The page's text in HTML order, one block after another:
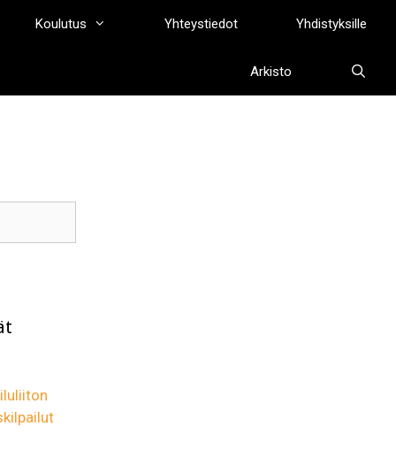
Koulutus Yhteystiedot Yhdistyksille
Arkisto